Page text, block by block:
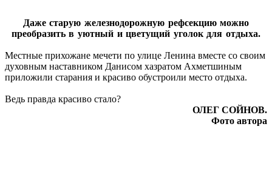
Даже старую железнодорожную рефсекцию можно
преобразить в уютный и цветущий уголок для отдыха.
Местные прихожане мечети по улице Ленина вместе со своим
духовным наставником Данисом хазратом Ахметшиным
приложили старания и красиво обустроили место отдыха.
Ведь правда красиво стало?
ОЛЕГ СОЙНОВ.
Фото автора